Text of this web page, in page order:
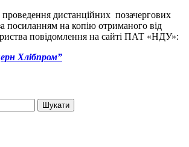
дистанційних позачергових
посиланням на копію отриманого від
повідомлення на сайті ПАТ «НДУ»:
Хлібпром”